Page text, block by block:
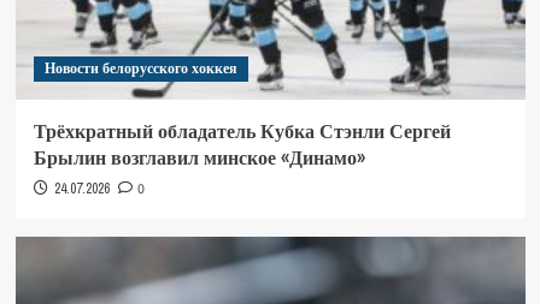
Новости белорусского хоккея
Трёхкратный обладатель Кубка Стэнли Сергей
Брылин возглавил минское «Динамо»
24.07.2026 0